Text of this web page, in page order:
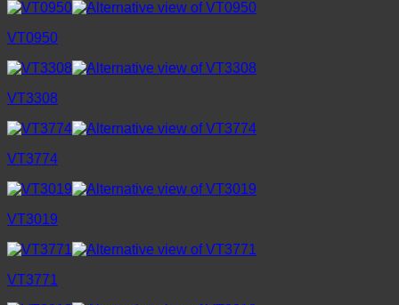
VT0950
VT3308
VT3774
VT3019
VT3771